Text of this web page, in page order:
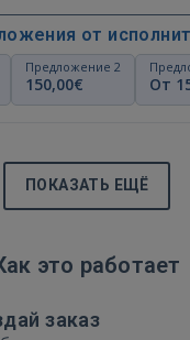
от
Предложение 2
150,00€ От
ПОКАЗАТЬ ЕЩЁ
это работает
заказ